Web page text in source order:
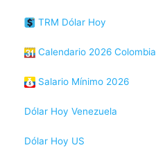
TRM Dólar Hoy
Calendario 2026 Colombia
Salario Mínimo 2026
Dólar Hoy Venezuela
Dólar Hoy US